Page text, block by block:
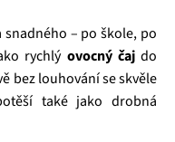
snadného – po škole, po
rychlý ovocný čajdo
bez louhování se skvěle
také jako drobná